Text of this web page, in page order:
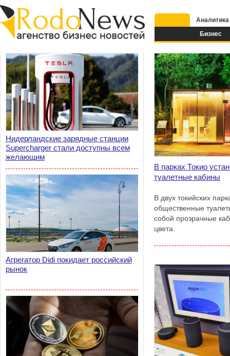
Бизнес
Аналитика
Нидерландские зарядные станции
Supercharger стали доступны всем
желающим
Агрегатор Didi покидает российский
рынок
В парках Токио
туалетные кабины
В двух токийских
общественные
собой прозрачные
цвета.